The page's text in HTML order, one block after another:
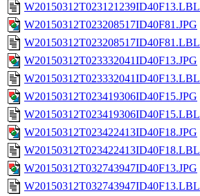
W20150312T023121239ID40F13.LBL
W20150312T023208517ID40F81.JPG
W20150312T023208517ID40F81.LBL
W20150312T023332041ID40F13.JPG
W20150312T023332041ID40F13.LBL
W20150312T023419306ID40F15.JPG
W20150312T023419306ID40F15.LBL
W20150312T023422413ID40F18.JPG
W20150312T023422413ID40F18.LBL
W20150312T032743947ID40F13.JPG
W20150312T032743947ID40F13.LBL